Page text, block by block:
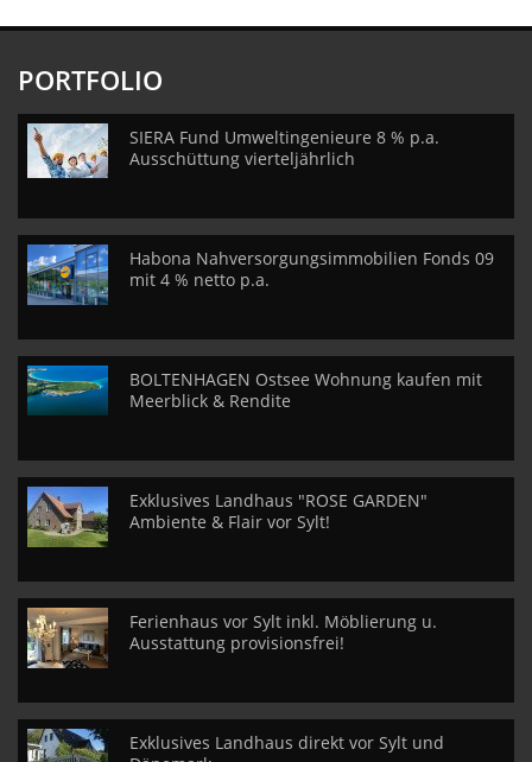
PORTFOLIO
SIERA Fund Umweltingenieure 8 % p.a.
Ausschüttung vierteljährlich
Habona Nahversorgungsimmobilien Fonds 09
mit 4 % netto p.a.
BOLTENHAGEN Ostsee Wohnung kaufen mit
Meerblick & Rendite
Exklusives Landhaus "ROSE GARDEN"
Ambiente & Flair vor Sylt!
Ferienhaus vor Sylt inkl. Möblierung u.
Ausstattung provisionsfrei!
Exklusives Landhaus direkt vor Sylt und